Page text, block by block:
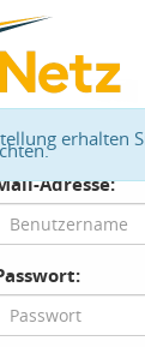
erhalten
Adresse: